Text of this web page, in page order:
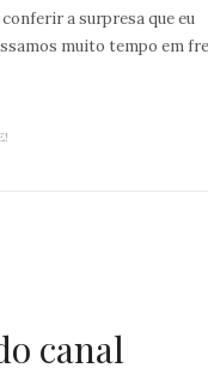
a surpresa que eu
muito tempo em
canal